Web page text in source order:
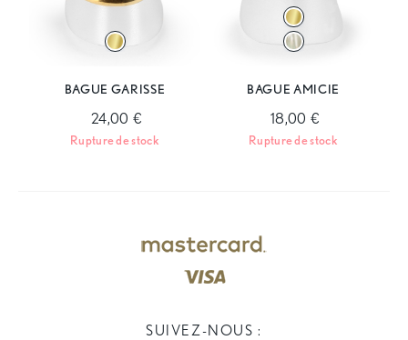
BAGUE GARISSE
24,00 €
Rupture de stock
BAGUE AMICIE
18,00 €
Rupture de stock
SUIVEZ-NOUS :